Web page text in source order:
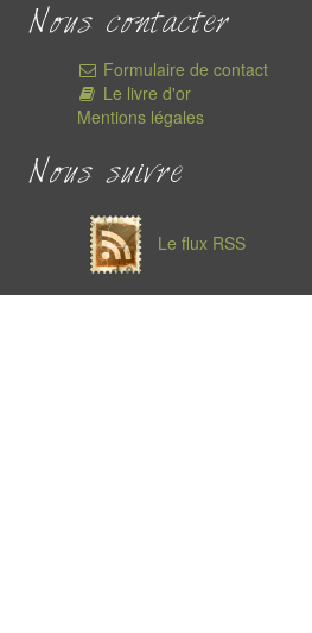
Nous contacter
Formulaire de contact
Le livre d'or
Mentions légales
Nous suivre
Le flux RSS